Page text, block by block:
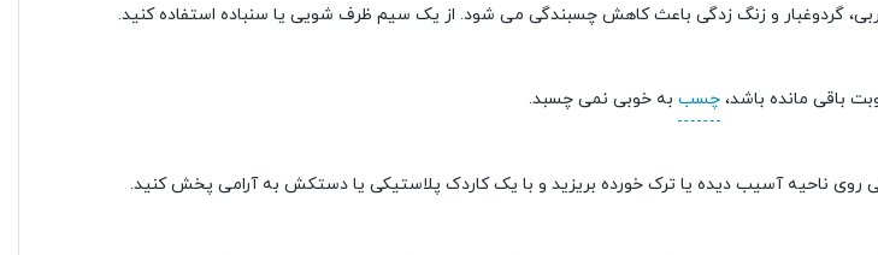
چربی، گردوغبار و زنگ زدگی باعث کاهش چسبندگی می شود. از یک سیم ظرف شویی یا سنباده استفاده کنید.
باقی مانده باشد،چسب به خوبی نمی چسبد.
روی ناحیه آسیب دیده یا ترک خورده بریزید و با یک کاردک پلاستیکی یا دستکش به آرامی پخش کنید.